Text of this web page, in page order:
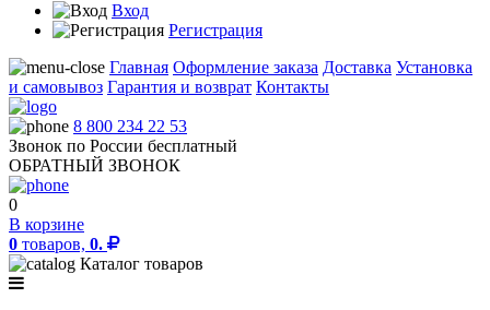
Вход
Регистрация
Главная Оформление заказа Доставка Установка
и самовывоз Гарантия и возврат Контакты
8 800 234 22 53
Звонок по России бесплатный
ОБРАТНЫЙ ЗВОНОК
0
В корзине
0 товаров, 0.
Каталог товаров